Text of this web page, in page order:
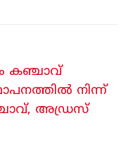
കഞ്ചാവ്
നിന്ന്
അഡ്രസ്